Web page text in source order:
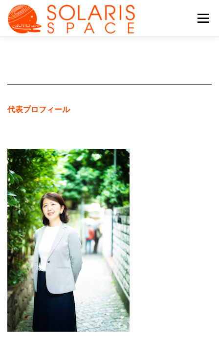
メニュー
代表プロフィール